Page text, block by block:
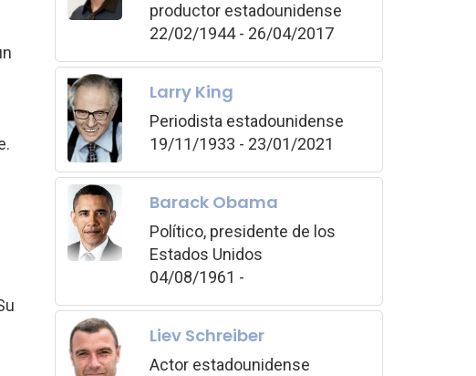
productor estadounidense
22/02/1944 - 26/04/2017
Larry King
Periodista estadounidense
19/11/1933 - 23/01/2021
Barack Obama
Político, presidente de los
Estados Unidos
04/08/1961 -
Liev Schreiber
Actor estadounidense